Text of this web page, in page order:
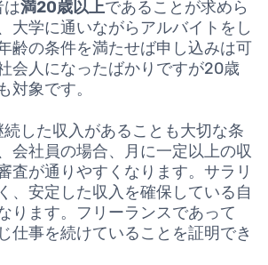
は満20歳以上であることが求めら
大学に通いながらアルバイトをし
齢の条件を満たせば申し込みは可
会人になったばかりですが20歳
対象です。
続した収入があることも大切な条
会社員の場合、月に一定以上の収
査が通りやすくなります。サラリ
、安定した収入を確保している自
ります。フリーランスであって
仕事を続けていることを証明でき